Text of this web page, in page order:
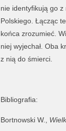
nie identyfikują go
Polskiego. Łącząc
końca zrozumieć.
niej wyjechał. Oba
z nią do śmierci.
Bibliografia:
Bortnowski W.,